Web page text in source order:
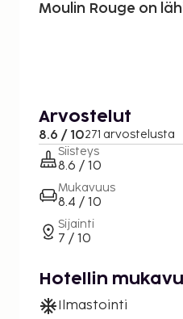
Moulin Rouge on
Arvostelut
8.6 / 10271 arvostelusta
Siisteys
8.6 / 10
Mukavuus
8.4 / 10
Sijainti
7 / 10
Hotellin
Ilmastointi